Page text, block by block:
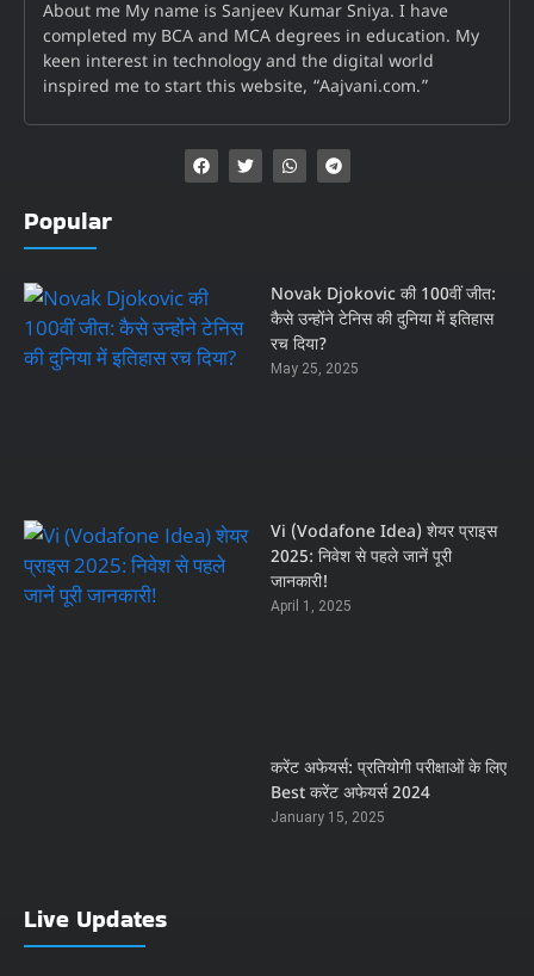
About me My name is Sanjeev Kumar Sniya. I have
completed my BCA and MCA degrees in education. My
keen interest in technology and the digital world
inspired me to start this website, “Aajvani.com.”
Popular
Novak Djokovic की 100वीं जीत:
कैसे उन्होंने टेनिस की दुनिया में इतिहास
रच दिया?
May 25, 2025
Vi (Vodafone Idea) शेयर प्राइस
2025: निवेश से पहले जानें पूरी
जानकारी!
April 1, 2025
करेंट अफेयर्स: प्रतियोगी परीक्षाओं के लिए
Best करेंट अफेयर्स 2024
January 15, 2025
Live Updates